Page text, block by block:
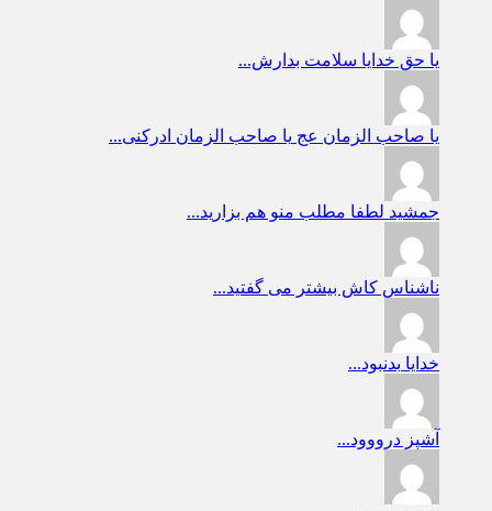
یا حق خدایا سلامت بدارش...
یا صاحب الزمان عج یا صاحب الزمان ادرکنی...
جمشید لطفا مطلب منو هم بزارید...
ناشناس کاش بیشتر می گفتید...
خدایا بدنبود...
آشپز درووود...